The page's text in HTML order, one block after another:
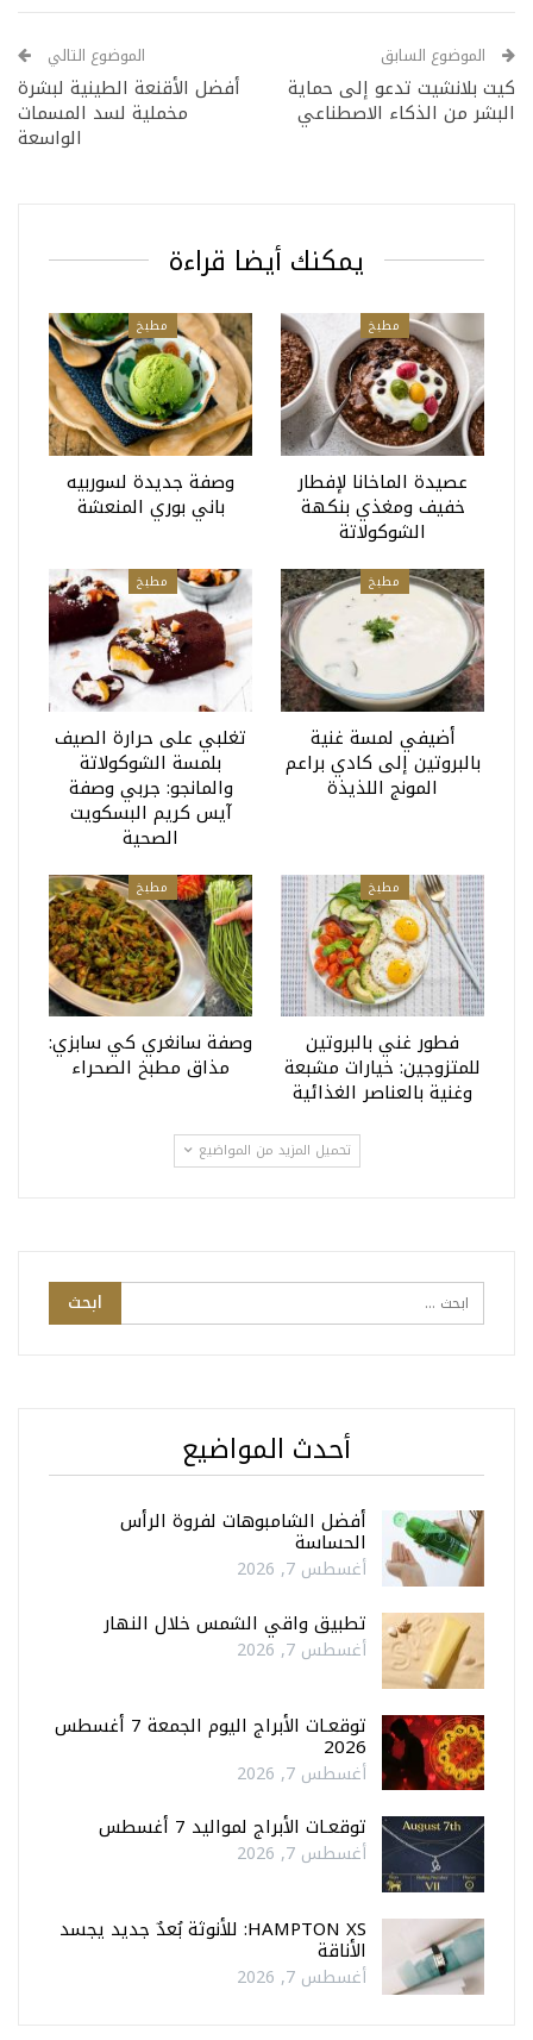
الموضوع السابق
كيت بلانشيت تدعو إلى حماية
البشر من الذكاء الاصطناعي
الموضوع التالي
أفضل الأقنعة الطينية لبشرة
مخملية لسد المسمات
الواسعة
يمكنك أيضا قراءة
مطبخ
عصيدة الماخانا لإفطار
خفيف ومغذي بنكهة
الشوكولاتة
مطبخ
وصفة جديدة لسوربيه
باني بوري المنعشة
مطبخ
أضيفي لمسة غنية
بالبروتين إلى كادي براعم
المونج اللذيذة
مطبخ
تغلبي على حرارة الصيف
بلمسة الشوكولاتة
والمانجو: جربي وصفة
آيس كريم البسكويت
الصحية
مطبخ
فطور غني بالبروتين
للمتزوجين: خيارات مشبعة
وغنية بالعناصر الغذائية
مطبخ
وصفة سانغري كي سابزي:
مذاق مطبخ الصحراء
تحميل المزيد من المواضيع
أحدث المواضيع
أفضل الشامبوهات لفروة الرأس
الحساسة
أغسطس 7, 2026
تطبيق واقي الشمس خلال النهار
أغسطس 7, 2026
توقعـات الأبراج اليوم الجمعة 7 أغسطس
2026
أغسطس 7, 2026
توقعـات الأبراج لمواليد 7 أغسطس
أغسطس 7, 2026
HAMPTON XS: للأنوثة بُعدٌ جديد يجسد
الأناقة
أغسطس 7, 2026